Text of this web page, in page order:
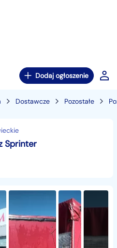
Dodaj ogłoszenie
Dostawcze Pozostałe
Sprinter